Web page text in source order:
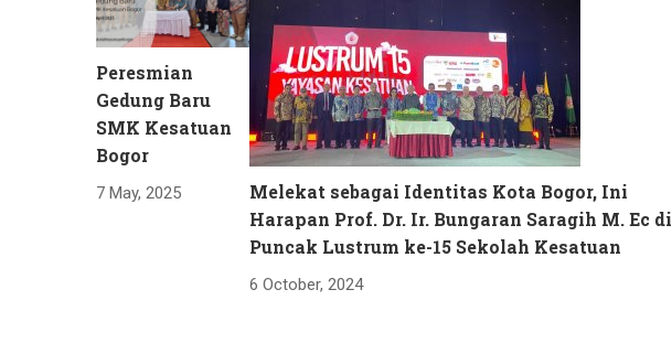
Peresmian
Gedung Baru
SMK Kesatuan
Bogor
7 May, 2025
Melekat sebagai Identitas Kota Bogor, Ini
Harapan Prof. Dr. Ir. Bungaran Saragih M. Ec di
Puncak Lustrum ke-15 Sekolah Kesatuan
6 October, 2024